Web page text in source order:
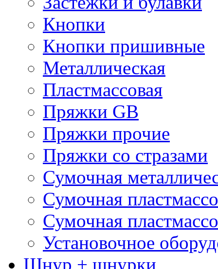
Кнопки
Кнопки пришивные
Металлическая
Пластмассовая
Пряжки GB
Пряжки прочие
Пряжки со стразами
Сумочная
Сумочная
Сумочная
Установочное
Шнур + шнурки